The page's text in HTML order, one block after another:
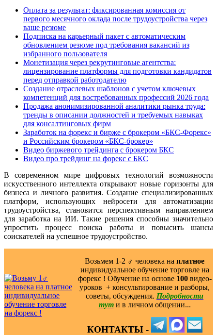
Оплата за результат: фиксированная комиссия от
первого месячного оклада после трудоустройства через
ваше резюме
Подписка на карьерный пакет с автоматическим
обновлением резюме под требования вакансий из
избранного пользователя
Монетизация через рекрутинговые агентства:
лицензирование платформы для подготовки кандидатов
перед отправкой работодателю
Создание отраслевых шаблонов с учетом ключевых
компетенций для востребованных профессий 2026 года
Продажа анонимизированной аналитики рынка труда:
тренды в описании должностей и требуемых навыках
для консалтинговых фирм
Заработок на форекс и бирже с брокером «БКС-Форекс»
и Российским брокером «БКС-брокер»
Видео биржевого трейдинга с брокером БКС
Видео про трейдинг на форекс с БКС
В современном мире цифровых технологий возможности
искусственного интеллекта открывают новые горизонты для
бизнеса и личного развития. Создание специализированных
платформ, использующих нейросети для автоматизации
трудоустройства, становится перспективным направлением
для заработка на ИИ. Такие решения способны значительно
упростить процесс поиска работы и повысить шансы
соискателей на успешное трудоустройство.
Возьмем 1-2 ‍♂️ человека на платное
индивидуальное обучение торговле на
форекс ! Обучение на основе 100видео-
уроков ️ + консультирование и разборы,
советы, обсуждения. Подробности
тут и в личном общении...
КОНТАКТЫ -